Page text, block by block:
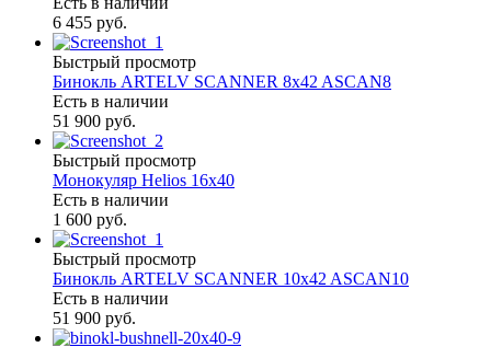
6 455 руб.
Быстрый просмотр
Бинокль ARTELV SCANNER 8x42 ASCAN8
Есть в наличии
51 900 руб.
Быстрый просмотр
Монокуляр Helios 16х40
Есть в наличии
1 600 руб.
Быстрый просмотр
Бинокль ARTELV SCANNER 10x42 ASCAN10
Есть в наличии
51 900 руб.